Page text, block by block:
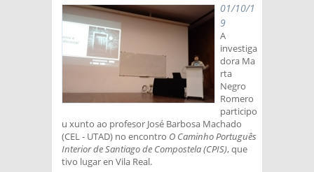
01/10/1
9
A
investiga
dora Ma
rta
Negro
Romero
participo
u xunto ao profesor José Barbosa Machado
(CEL - UTAD) no encontro O Caminho Português
Interior de Santiago de Compostela (CPIS), que
tivo lugar en Vila Real.